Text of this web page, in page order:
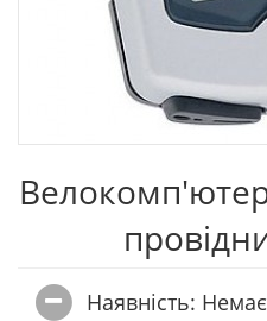
Наявність: